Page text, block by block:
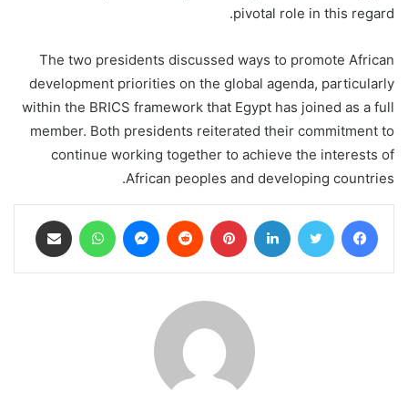
pivotal role in this regard.
The two presidents discussed ways to promote African
development priorities on the global agenda, particularly
within the BRICS framework that Egypt has joined as a full
member. Both presidents reiterated their commitment to
continue working together to achieve the interests of
African peoples and developing countries.
فيسبوك تويتر لينكدإن بينتيريست ماسنجر واتساب